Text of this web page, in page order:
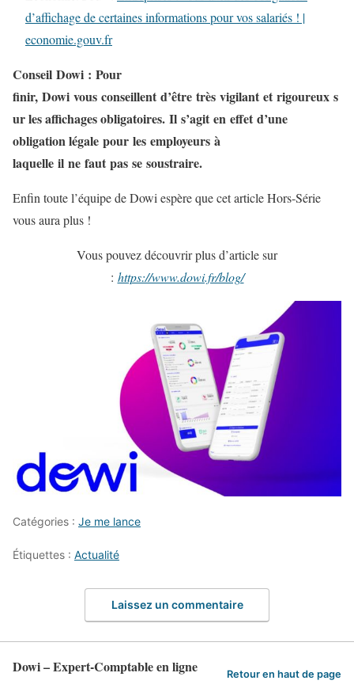
d’affichage de certaines informations pour vos salariés ! |
economie.gouv.fr
Conseil Dowi : Pour
finir, Dowi vous conseillent d’être très vigilant et rigoureux s
ur les affichages obligatoires. Il s’agit en effet d’une
obligation légale pour les employeurs à
laquelle il ne faut pas se soustraire.
Enfin toute l’équipe de Dowi espère que cet article Hors-Série
vous aura plus !
Vous pouvez découvrir plus d’article sur
: https://www.dowi.fr/blog/
Catégories : Je me lance
Étiquettes : Actualité
Laissez un commentaire
Dowi – Expert-Comptable en ligne Retour en haut de page